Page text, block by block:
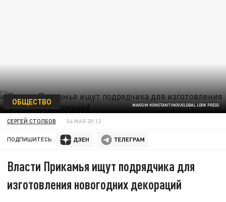
MAKSIM KONSTANTINOV/GLOBAL LOOK PRESS
ОБЩЕСТВО
СЕРГЕЙ СТОЛБОВ 04 МАЯ 20:12
ПОДПИШИТЕСЬ:
Власти Прикамья ищут подрядчика для
изготовления новогодних декораций